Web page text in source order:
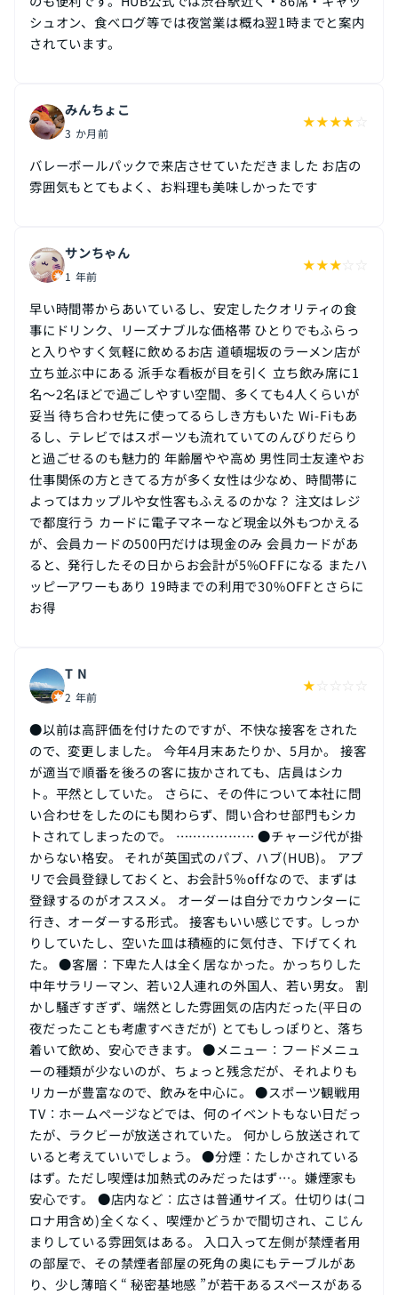
シュオン、食べログ等では夜営業は概ね翌1時までと案内
されています。
みんちょこ
3 か月前
★★★★
バレーボールパックで来店させていただきました お店の
雰囲気もとてもよく、お料理も美味しかったです
サンちゃん
1 年前
★★★
早い時間帯からあいているし、安定したクオリティの食
事にドリンク、リーズナブルな価格帯 ひとりでもふらっ
と入りやすく気軽に飲めるお店 道頓堀坂のラーメン店が
立ち並ぶ中にある 派手な看板が目を引く 立ち飲み席に1
名～2名ほどで過ごしやすい空間、多くても4人くらいが
妥当 待ち合わせ先に使ってるらしき方もいた Wi-Fiもあ
るし、テレビではスポーツも流れていてのんびりだらり
と過ごせるのも魅力的 年齢層やや高め 男性同士友達やお
仕事関係の方ときてる方が多く女性は少なめ、時間帯に
よってはカップルや女性客もふえるのかな？ 注文はレジ
で都度行う カードに電子マネーなど現金以外もつかえる
が、会員カードの500円だけは現金のみ 会員カードがあ
ると、発行したその日からお会計が5%OFFになる またハ
ッピーアワーもあり 19時までの利用で30%OFFとさらに
お得
T N
2 年前
★
●以前は高評価を付けたのですが、不快な接客をされた
ので、変更しました。 今年4月末あたりか、5月か。 接客
が適当で順番を後ろの客に抜かされても、店員はシカ
ト。平然としていた。 さらに、その件について本社に問
い合わせをしたのにも関わらず、問い合わせ部門もシカ
トされてしまったので。 ……………… ●チャージ代が掛
からない格安。 それが英国式のパブ、ハブ(HUB)。 アプ
リで会員登録しておくと、お会計5％offなので、まずは
登録するのがオススメ。 オーダーは自分でカウンターに
行き、オーダーする形式。 接客もいい感じです。しっか
りしていたし、空いた皿は積極的に気付き、下げてくれ
た。 ●客層︰下卑た人は全く居なかった。かっちりした
中年サラリーマン、若い2人連れの外国人、若い男女。 割
かし騒ぎすぎず、端然とした雰囲気の店内だった(平日の
夜だったことも考慮すべきだが) とてもしっぽりと、落ち
着いて飲め、安心できます。 ●メニュー︰フードメニュ
ーの種類が少ないのが、ちょっと残念だが、それよりも
リカーが豊富なので、飲みを中心に。 ●スポーツ観戦用
TV︰ホームページなどでは、何のイベントもない日だっ
たが、ラクビーが放送されていた。 何かしら放送されて
いると考えていいでしょう。 ●分煙︰たしかされている
はず。ただし喫煙は加熱式のみだったはず…。嫌煙家も
安心です。 ●店内など︰広さは普通サイズ。仕切りは(コ
ロナ用含め)全くなく、喫煙かどうかで間切され、こじん
まりしている雰囲気はある。 入口入って左側が禁煙者用
の部屋で、その禁煙者部屋の死角の奥にもテーブルがあ
り、少し薄暗く“ 秘密基地感 ”が若干あるスペースがある